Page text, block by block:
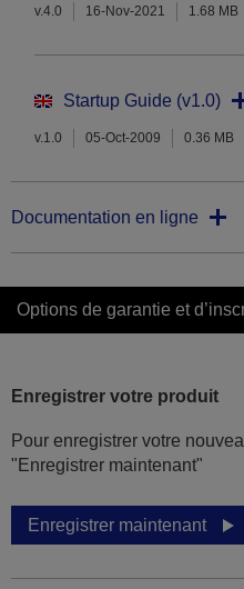
v.4.0 16-Nov-2021 1.68 MB
Startup Guide (v1.0)
v.1.0 05-Oct-2009 0.36 MB
Documentation en ligne
Options de garantie et
Enregistrer votre produit
Pour enregistrer votre
"Enregistrer maintenant"
Enregistrer maintenant